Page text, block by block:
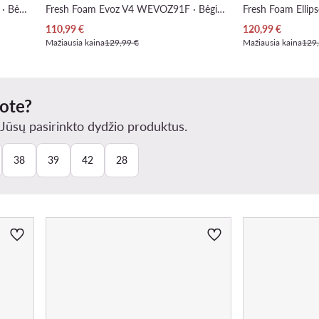
Fresh Foam Ellipse v1 WELPS4HH · Bėgimo batai
Fresh Foam Evoz V4 WEVOZ91F · Bėgimo batai
Dabartinė kaina
110,99€
Mažiausia kaina129,99 €
Dabartinė kaina
120,99€
Mažiausia kaina
pasirinkto dydžio produktus.
38 39 42 28